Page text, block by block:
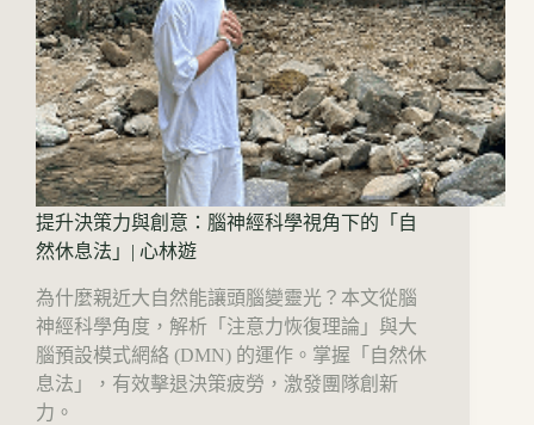
提升決策力與創意：腦神經科學視角下的「自
然休息法」| 心林遊
為什麼親近大自然能讓頭腦變靈光？本文從腦
神經科學角度，解析「注意力恢復理論」與大
腦預設模式網絡 (DMN) 的運作。掌握「自然休
息法」，有效擊退決策疲勞，激發團隊創新
力。